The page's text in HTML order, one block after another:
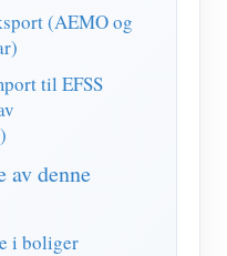
Monitor
(AEMO og
til EFSS
av denne
i boliger